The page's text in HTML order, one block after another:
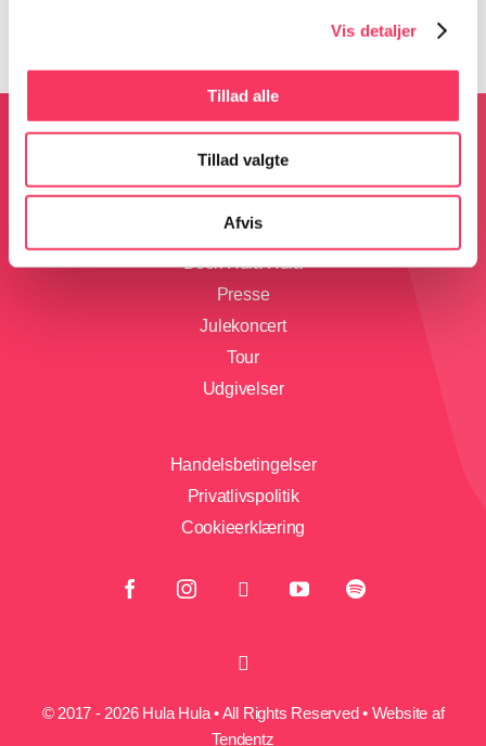
Vis detaljer
Tillad alle
Tillad valgte
Afvis
Book Hula Hula
Presse
Julekoncert
Tour
Udgivelser
Handelsbetingelser
Privatlivspolitik
Cookieerklæring
© 2017 - 2026 Hula Hula • All Rights Reserved • Website af
Tendentz